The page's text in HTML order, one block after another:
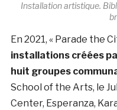
Installation artistique.
En 2021, « Parade the
installations créées
huit groupes
School of the Arts, le
Center, Esperanza,